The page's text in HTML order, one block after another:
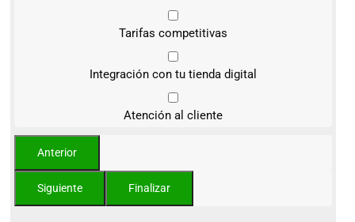
Tarifas competitivas
Integración con tu tienda digital
Atención al cliente